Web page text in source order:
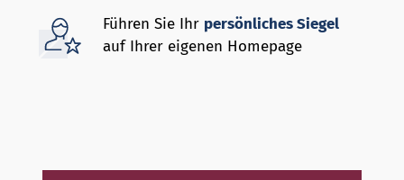
Führen Sie Ihr persönliches Siegel
auf Ihrer eigenen Homepage